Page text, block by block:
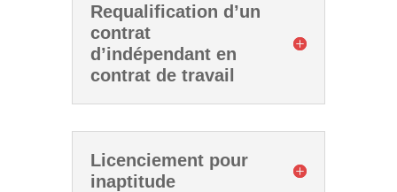
Requalification d’un
contrat
d’indépendant en
contrat de travail
Licenciement pour
inaptitude